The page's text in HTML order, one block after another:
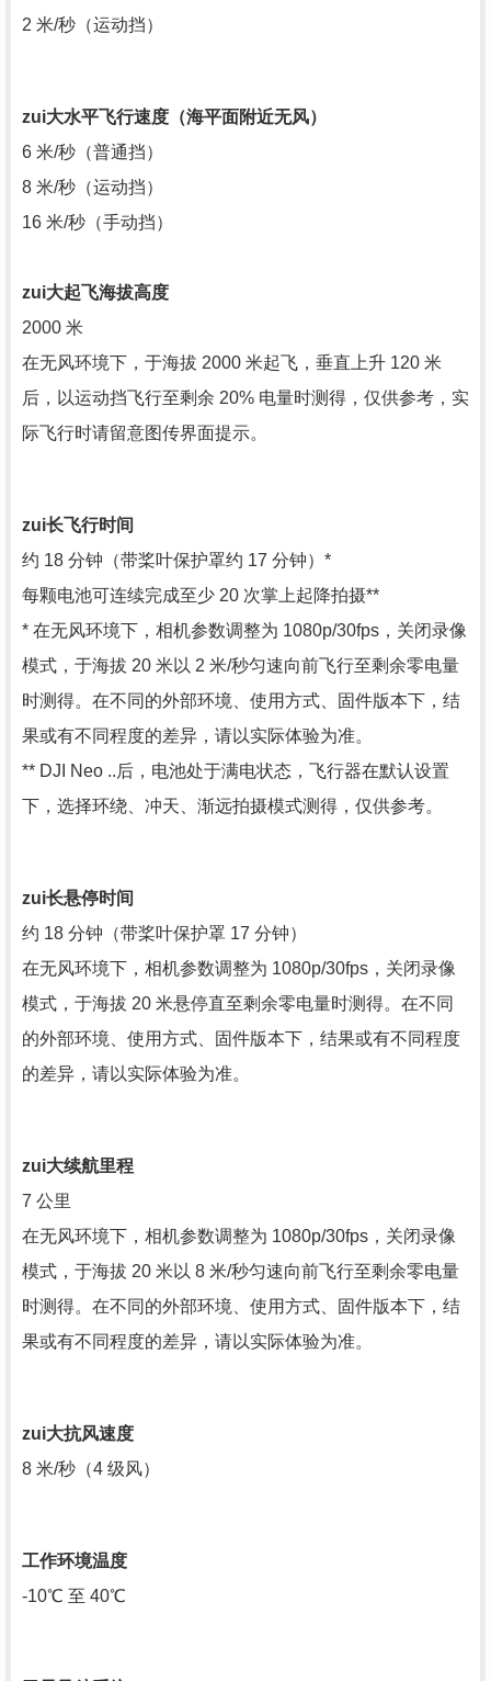
2 米/秒（运动挡）
zui大水平飞行速度（海平面附近无风）
6 米/秒（普通挡）
8 米/秒（运动挡）
16 米/秒（手动挡）
zui大起飞海拔高度
2000 米
在无风环境下，于海拔 2000 米起飞，垂直上升 120 米
后，以运动挡飞行至剩余 20% 电量时测得，仅供参考，实
际飞行时请留意图传界面提示。
zui长飞行时间
约 18 分钟（带桨叶保护罩约 17 分钟）*
每颗电池可连续完成至少 20 次掌上起降拍摄**
* 在无风环境下，相机参数调整为 1080p/30fps，关闭录像
模式，于海拔 20 米以 2 米/秒匀速向前飞行至剩余零电量
时测得。在不同的外部环境、使用方式、固件版本下，结
果或有不同程度的差异，请以实际体验为准。
** DJI Neo ..后，电池处于满电状态，飞行器在默认设置
下，选择环绕、冲天、渐远拍摄模式测得，仅供参考。
zui长悬停时间
约 18 分钟（带桨叶保护罩 17 分钟）
在无风环境下，相机参数调整为 1080p/30fps，关闭录像
模式，于海拔 20 米悬停直至剩余零电量时测得。在不同
的外部环境、使用方式、固件版本下，结果或有不同程度
的差异，请以实际体验为准。
zui大续航里程
7 公里
在无风环境下，相机参数调整为 1080p/30fps，关闭录像
模式，于海拔 20 米以 8 米/秒匀速向前飞行至剩余零电量
时测得。在不同的外部环境、使用方式、固件版本下，结
果或有不同程度的差异，请以实际体验为准。
zui大抗风速度
8 米/秒（4 级风）
工作环境温度
-10℃ 至 40℃